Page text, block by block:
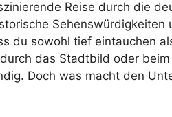
Reise durch die
Sehenswürdigkeiten
du sowohl tief eintauchen
das Stadtbild oder
Doch was macht den